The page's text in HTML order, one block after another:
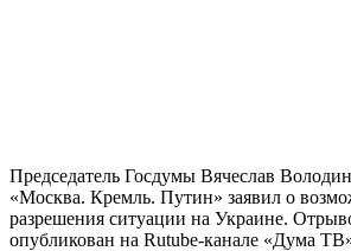
Председатель Госдумы Вячеслав
«Москва. Кремль. Путин» заявил о
разрешения ситуации на Украине.
опубликован на Rutube-канале «Дума